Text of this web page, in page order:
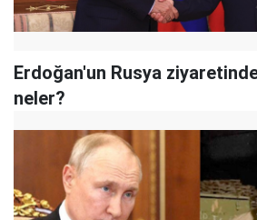
Erdoğan'un Rusya
neler?